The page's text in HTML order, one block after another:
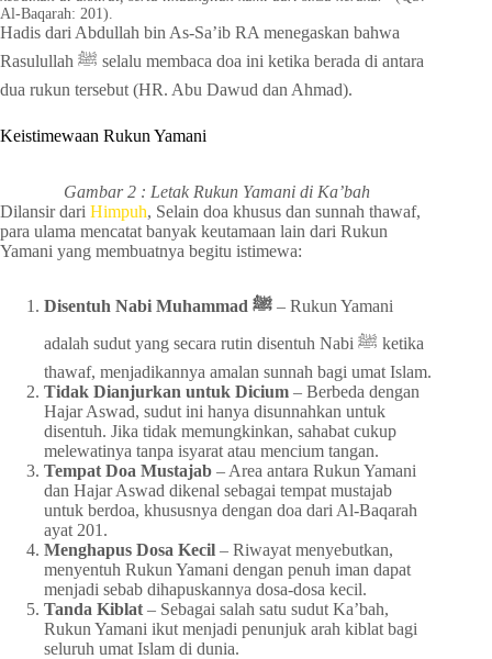
Al-Baqarah: 201).
Hadis dari Abdullah bin As-Sa’ib RA menegaskan bahwa
Rasulullah ﷺ selalu membaca doa ini ketika berada di antara
dua rukun tersebut (HR. Abu Dawud dan Ahmad).
Keistimewaan Rukun Yamani
Gambar 2 : Letak Rukun Yamani di Ka’bah
Dilansir dari Himpuh, Selain doa khusus dan sunnah thawaf,
para ulama mencatat banyak keutamaan lain dari Rukun
Yamani yang membuatnya begitu istimewa:
Disentuh Nabi Muhammad ﷺ – Rukun Yamani
adalah sudut yang secara rutin disentuh Nabi ﷺ ketika
thawaf, menjadikannya amalan sunnah bagi umat Islam.
Tidak Dianjurkan untuk Dicium – Berbeda dengan
Hajar Aswad, sudut ini hanya disunnahkan untuk
disentuh. Jika tidak memungkinkan, sahabat cukup
melewatinya tanpa isyarat atau mencium tangan.
Tempat Doa Mustajab – Area antara Rukun Yamani
dan Hajar Aswad dikenal sebagai tempat mustajab
untuk berdoa, khususnya dengan doa dari Al-Baqarah
ayat 201.
Menghapus Dosa Kecil – Riwayat menyebutkan,
menyentuh Rukun Yamani dengan penuh iman dapat
menjadi sebab dihapuskannya dosa-dosa kecil.
Tanda Kiblat – Sebagai salah satu sudut Ka’bah,
Rukun Yamani ikut menjadi penunjuk arah kiblat bagi
seluruh umat Islam di dunia.